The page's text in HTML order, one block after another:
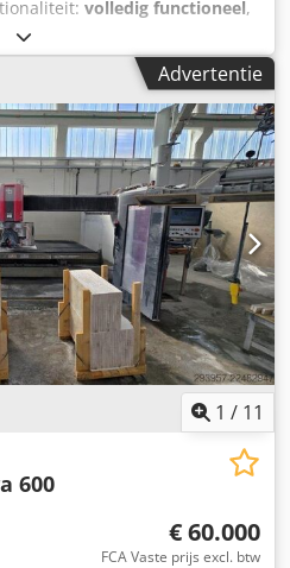
volledig functioneel,
3729
hoogte van de
van de zaagblad: max.
mm) Motorisch draaibare
Toerentalregeling
min Camera Verlenging
met hydraulische
Dsdpfx Aqszqu A Ssijkr
mm) Laser Software: GMM
Advertentie
1 / 11
600
€ 60.000
FCA Vaste prijs excl. btw